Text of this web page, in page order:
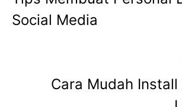
Social Media
Cara Mudah Install